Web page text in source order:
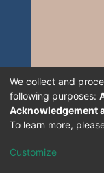
We collect and
following purposes:
Acknowledgement
To learn more,
Customize